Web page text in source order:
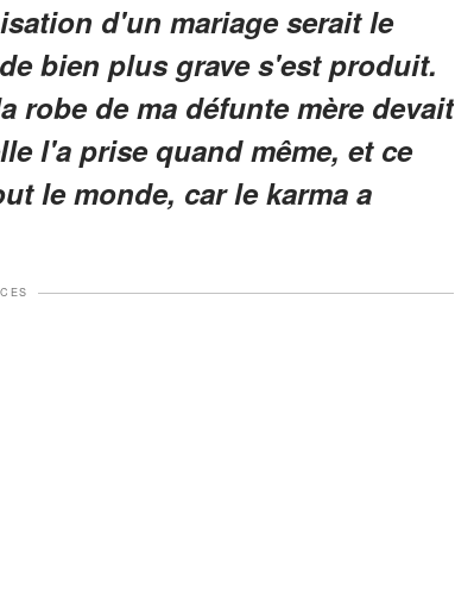
d'un mariage serait le
bien plus grave s'est produit.
robe de ma défunte mère devait
l'a prise quand même, et ce
le monde, car le karma a